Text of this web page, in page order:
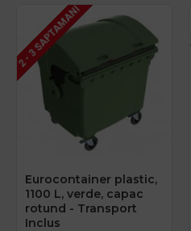
2 - 3 SAPTAMANI
Eurocontainer plastic,
1100 L, verde, capac
rotund - Transport
Inclus